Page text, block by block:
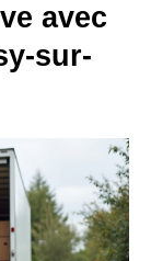
avec
sur-